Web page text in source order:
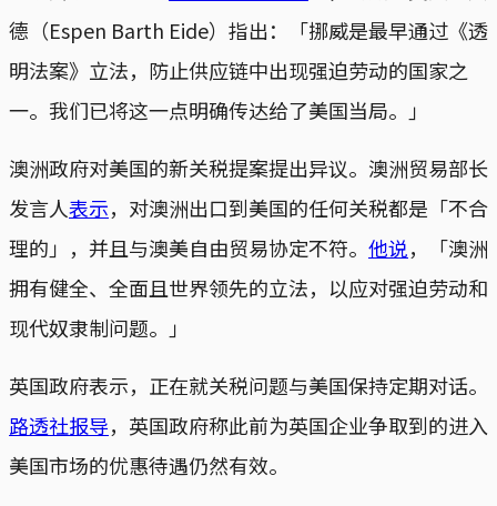
德（Espen Barth Eide）指出：「挪威是最早通过《透
明法案》立法，防止供应链中出现强迫劳动的国家之
一。我们已将这一点明确传达给了美国当局。」
澳洲政府对美国的新关税提案提出异议。澳洲贸易部长
发言人表示，对澳洲出口到美国的任何关税都是「不合
理的」，并且与澳美自由贸易协定不符。 他说，「澳洲
拥有健全、全面且世界领先的立法，以应对强迫劳动和
现代奴隶制问题。」
英国政府表示，正在就关税问题与美国保持定期对话。
路透社报导，英国政府称此前为英国企业争取到的进入
美国市场的优惠待遇仍然有效。